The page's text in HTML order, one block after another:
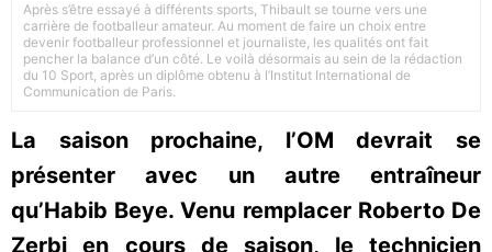
Après s’être essayé à différents sports, Thibault se tourne vers une
carrière de footballeur amateur. Au moment de faire un choix entre
devenir footballeur professionnel et journaliste, les qualités ont fait
pencher la balance d’un côté. Le voilà désormais au sein de la rédaction
du 10 Sport, après un diplôme obtenu à l’Institut International de
Communication de Paris.
La saison prochaine, l’OM devrait se
présenter avec un autre entraîneur
qu’Habib Beye. Venu remplacer Roberto De
Zerbi en cours de saison, le technicien